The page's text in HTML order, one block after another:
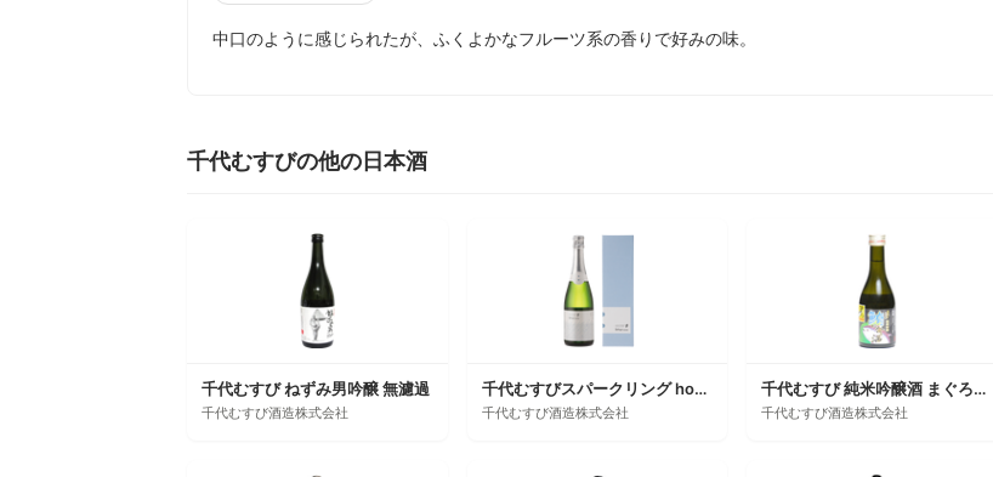
中口のように感じられたが、ふくよかなフルーツ系の香りで好みの味。
千代むすびの他の日本酒
千代むすび ねずみ男吟醸 無濾過
千代むすび酒造株式会社
千代むすびスパークリング hour 星時雨
千代むすび酒造株式会社
千代むすび 純米吟醸酒 まぐろに合う酒
千代むすび酒造株式会社